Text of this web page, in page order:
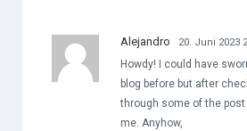
Alejandro 20. Juni 2023
Howdy! I could have
blog before but after
through some of the post
me. Anyhow,